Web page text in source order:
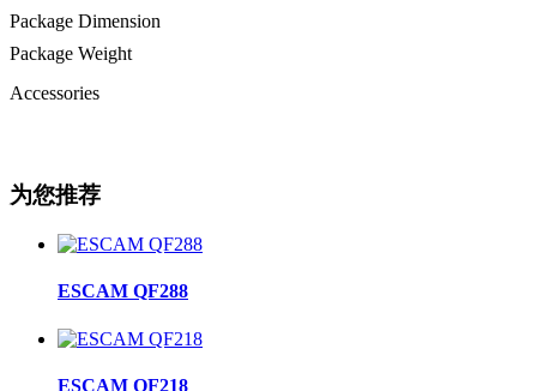
Package Dimension
Package Weight
Accessories
为您推荐
ESCAM QF288
ESCAM QF218